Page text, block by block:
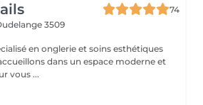
74
3509
en onglerie et soins esthétiques
vous ...